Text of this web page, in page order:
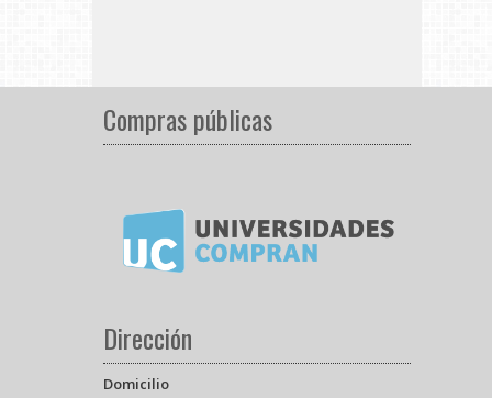
Compras públicas
Dirección
Domicilio